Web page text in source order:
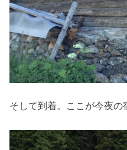
そして到着。ここが今夜の